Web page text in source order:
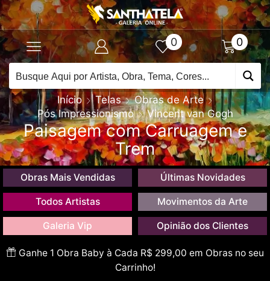
0 0
Início Telas
Obras de Arte
Pós Impressionismo
Vincent van Gogh
Paisagem com Carruagem e
Trem
Obras Mais Vendidas Últimas Novidades
Todos Artistas Movimentos da Arte
Galeria Vip Opinião dos Clientes
Ganhe 1 Obra Baby à Cada R$ 299,00 em Obras no seu
Carrinho!